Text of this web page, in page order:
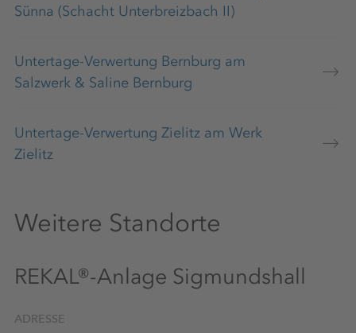
Sünna (Schacht Unterbreizbach II)
Untertage-Verwertung Bernburg am
Salzwerk & Saline Bernburg
Untertage-Verwertung Zielitz am Werk
Zielitz
Weitere Standorte
REKAL®-Anlage Sigmundshall
ADRESSE